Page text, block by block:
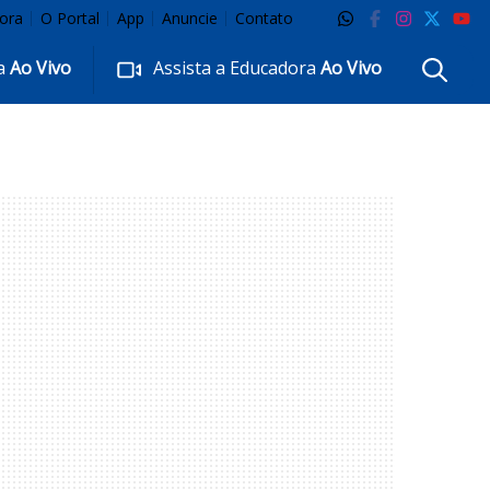
O Portal App Anuncie Contato
Ao Vivo Assista a EducadoraAo Vivo